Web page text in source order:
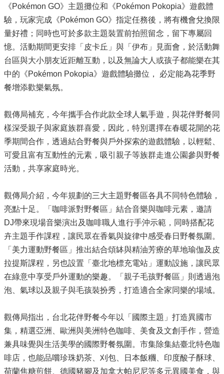
《Pokémon GO》主題攤位和《Pokémon Pokopia》遊戲體
驗，玩家完成《Pokémon GO》指定任務後，將有機會兌換限
量好禮；同時也可於多款主題裝置前拍照留念，留下專屬回
憶。活動期間更安排「皮卡丘」與「伊布」見面會，於活動舞
台區與大小朋友近距離互動，以及無論大人或孩子都能樂在其
中的《Pokémon Pokopia》遊戲體驗攤位， 必定能為花季野
餐增添歡樂氣氛。
觀傳局補充，今年攜手合作此款全球人氣手遊，與花伴野餐同
樣深受親子與家庭族群喜愛，因此，特別選擇在春暖花開的花
季期間合作，透過結合野餐與戶外探索的遊戲體驗，以輕鬆、
可愛且富有互動性的元素，吸引親子等族群走進公園參與野餐
活動，共享家庭時光。
觀傳局介紹，今年規劃的三大主題野餐區各具不同特色體驗，
亮點十足。「咖啡派對野餐區」結合音樂與咖啡元素，邀請
DJ帶來現場音樂演出及咖啡職人進行手沖示範，同時搭配花
卉主題手作課程，讓民眾在香氣與旋律中感受春日野餐氛圍。
「美力運動野餐區」推出結合頌缽與精油芳療的草地瑜伽及皮
拉提斯課程，另也設置「臺北地標充電站」運動設施，讓民眾
在綠意中享受戶外運動的樂趣。「親子毛孩野餐區」則透過泡
泡、氣球以及親子與毛孩裝扮秀，打造適合全家同樂的場域。
觀傳局指出，台北花伴野餐今年以「國際主題」打造異國市
集，精選亞洲、歐洲與美洲特色咖啡、美食及文創手作，營造
兼具味覺與生活美學的國際野餐氛圍。市集除集結臺北特色咖
啡店，也能品嚐珍珠奶茶、刈包、日本飯糰、印度酸子酥球、
荷蘭焦糖煎餅、德國豬腳及加拿大帕尼尼等多元異國美食，與